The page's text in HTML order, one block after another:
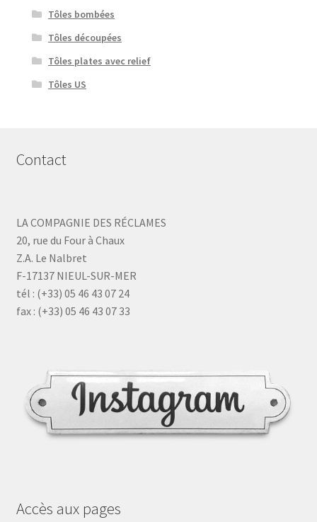
Tôles bombées
Tôles découpées
Tôles plates avec relief
Tôles US
Contact
LA COMPAGNIE DES RÉCLAMES
20, rue du Four à Chaux
Z.A. Le Nalbret
F-17137 NIEUL-SUR-MER
tél : (+33) 05 46 43 07 24
fax : (+33) 05 46 43 07 33
Accès aux pages